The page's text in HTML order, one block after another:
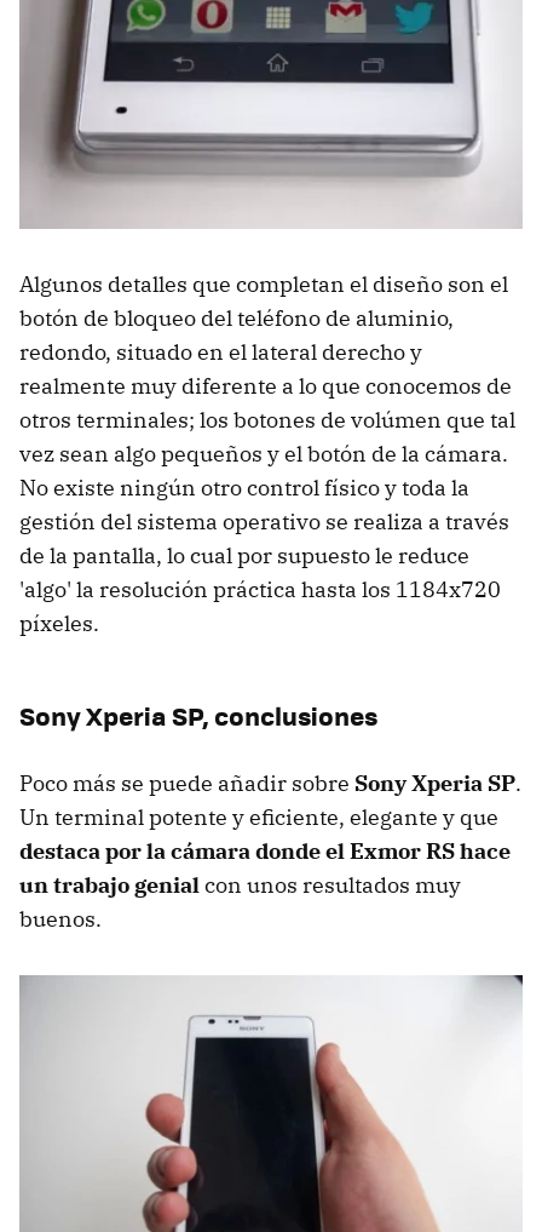
Algunos detalles que completan el diseño son el
botón de bloqueo del teléfono de aluminio,
redondo, situado en el lateral derecho y
realmente muy diferente a lo que conocemos de
otros terminales; los botones de volúmen que tal
vez sean algo pequeños y el botón de la cámara.
No existe ningún otro control físico y toda la
gestión del sistema operativo se realiza a través
de la pantalla, lo cual por supuesto le reduce
'algo' la resolución práctica hasta los 1184x720
píxeles.
Sony Xperia SP, conclusiones
Poco más se puede añadir sobre Sony Xperia SP.
Un terminal potente y eficiente, elegante y que
destaca por la cámara donde el Exmor RS hace
un trabajo genialcon unos resultados muy
buenos.